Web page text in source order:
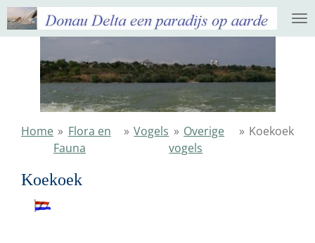
Ga
direct
hoofdinhoud
Home » Flora en
Fauna
» Vogels » Overige
vogels
» Koekoek
Koekoek